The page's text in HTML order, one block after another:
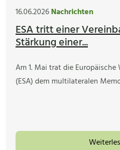
16.06.2026Nachrichten
ESA tritt einer
Stärkung einer...
Am 1. Mai trat die
(ESA) dem multilateralen